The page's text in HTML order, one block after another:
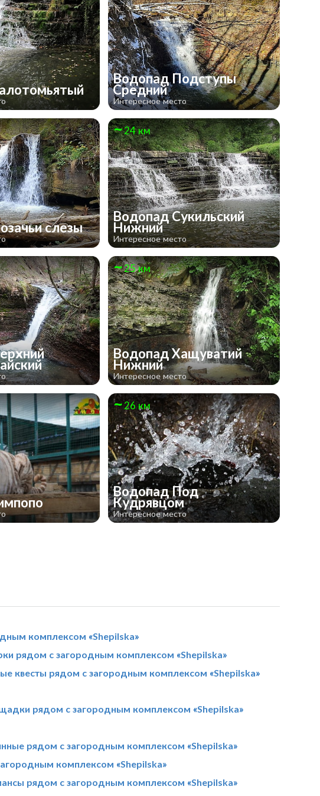
Водопад Подступы
Средний
Интересное место
слезы
24 км
Водопад Сукильский
Нижний
Интересное место
25 км
Водопад Хащуватий
Нижний
Интересное место
26 км
Водопад Под
Кудрявцом
Интересное место
комплексом «Shepilska»
рядом с загородным комплексом «Shepilska»
квесты рядом с загородным комплексом «Shepilska»
рядом с загородным комплексом «Shepilska»
рядом с загородным комплексом «Shepilska»
комплексом «Shepilska»
рядом с загородным комплексом «Shepilska»